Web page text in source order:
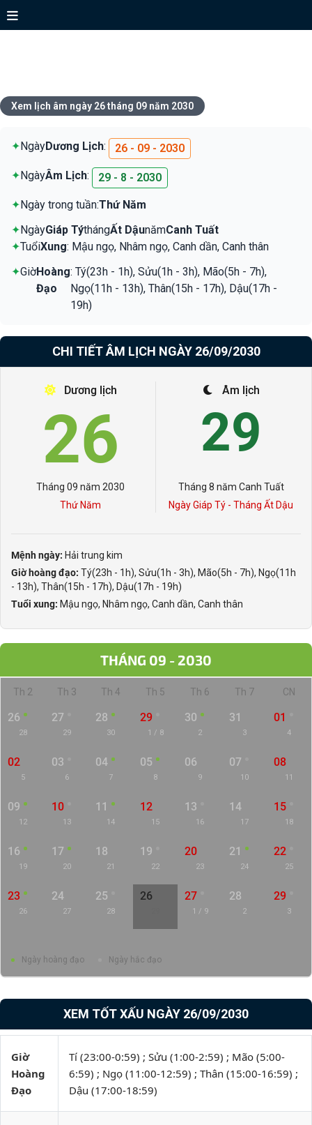
Xem lịch âm ngày 26 tháng 09 năm 2030
✦NgàyDương Lịch: 26 - 09 - 2030
✦NgàyÂm Lịch: 29 - 8 - 2030
✦Ngày trong tuần:Thứ Năm
✦NgàyGiáp TýthángẤt DậunămCanh Tuất
✦TuổiXung: Mậu ngọ, Nhâm ngọ, Canh dần, Canh thân
✦GiờHoàng
Đạo
: Tý(23h - 1h), Sửu(1h - 3h), Mão(5h - 7h),
Ngọ(11h - 13h), Thân(15h - 17h), Dậu(17h -
19h)
CHI TIẾT ÂM LỊCH NGÀY 26/09/2030
Dương lịch
26
Tháng 09 năm 2030
Thứ Năm
Âm lịch
29
Tháng 8 năm Canh Tuất
Ngày Giáp Tý - Tháng Ất Dậu
Mệnh ngày: Hải trung kim
Giờ hoàng đạo: Tý(23h - 1h), Sửu(1h - 3h), Mão(5h - 7h), Ngọ(11h
- 13h), Thân(15h - 17h), Dậu(17h - 19h)
Tuổi xung: Mậu ngọ, Nhâm ngọ, Canh dần, Canh thân
THÁNG 09 - 2030
Th 2 Th 3 Th 4 Th 5 Th 6 Th 7 CN
26
28
27
29
28
30
29
1 / 8
30
2
31
3
01
4
02
5
03
6
04
7
05
8
06
9
07
10
08
11
09
12
10
13
11
14
12
15
13
16
14
17
15
18
16
19
17
20
18
21
19
22
20
23
21
24
22
25
23
26
24
27
25
28
26 27
1 / 9
28
2
29
3
Ngày hoàng đạo Ngày hắc đạo
XEM TỐT XẤU NGÀY 26/09/2030
Giờ
Hoàng
Đạo
Tí (23:00-0:59) ; Sửu (1:00-2:59) ; Mão (5:00-
6:59) ; Ngọ (11:00-12:59) ; Thân (15:00-16:59) ;
Dậu (17:00-18:59)